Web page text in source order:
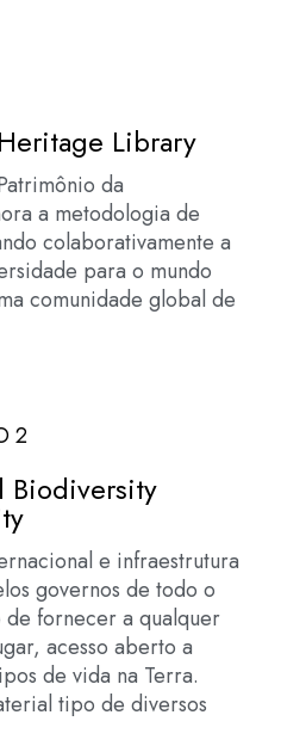
Library
da
a metodologia de
colaborativamente a
para o mundo
comunidade global de
Biodiversity
e infraestrutura
governos de todo o
fornecer a qualquer
acesso aberto a
de vida na Terra.
tipo de diversos